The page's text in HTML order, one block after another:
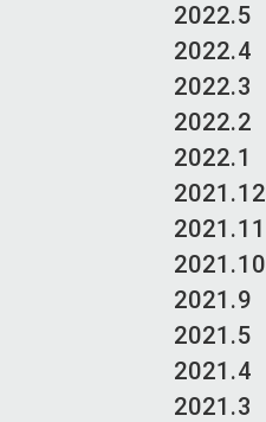
2022.5
2022.4
2022.3
2022.2
2022.1
2021.12
2021.11
2021.10
2021.9
2021.5
2021.4
2021.3